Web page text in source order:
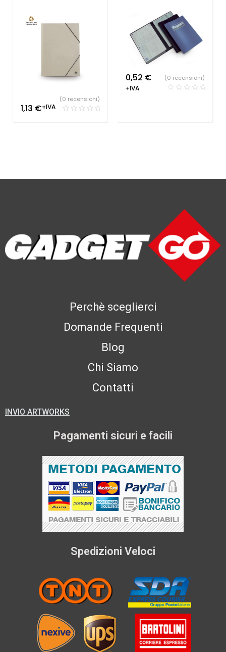
1,13 €+IVA
(0 recensioni)
0,52 €
+IVA
(0 recensioni)
Perchè sceglierci
Domande Frequenti
Blog
Chi Siamo
Contatti
INVIO ARTWORKS
Pagamenti sicuri e facili
Spedizioni Veloci